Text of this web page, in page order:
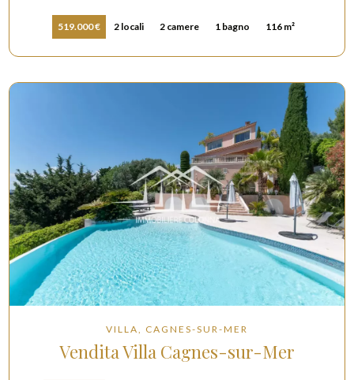
519.000 € 2 locali 2 camere 1 bagno 116 m²
VILLA, CAGNES-SUR-MER
Vendita Villa Cagnes-sur-Mer